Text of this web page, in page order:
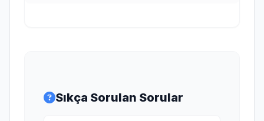
Sıkça Sorulan Sorular